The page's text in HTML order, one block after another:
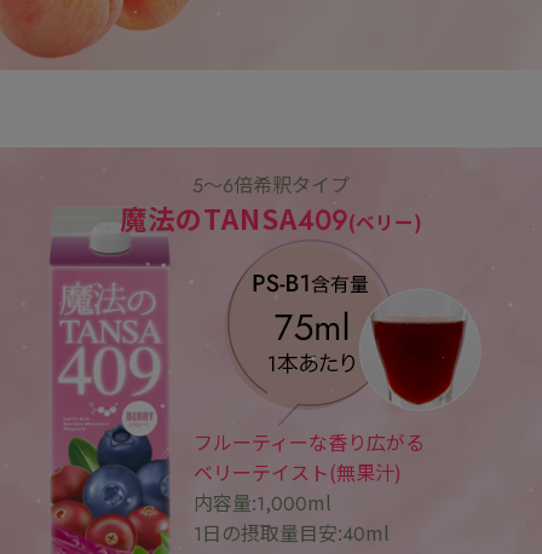
5～6倍希釈タイプ
魔法のTANSA409(ベリー)
フルーティーな香り広がる
ベリーテイスト(無果汁)
内容量:1,000ml
1日の摂取量目安:40ml